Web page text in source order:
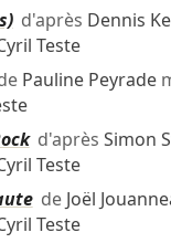
d'après Dennis
Teste
Pauline Peyrade
d'après Simon
Teste
de Joël
Teste